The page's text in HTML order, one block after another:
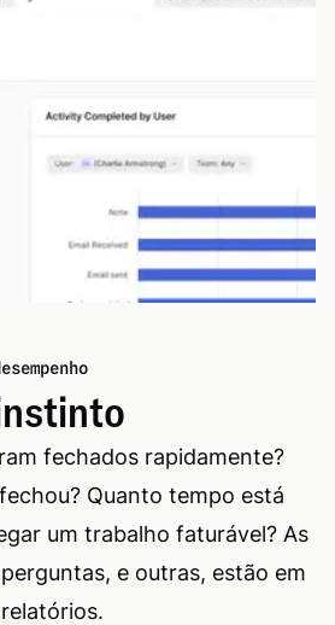
fechados rapidamente?
Quanto tempo está
um trabalho faturável? As
e outras, estão em